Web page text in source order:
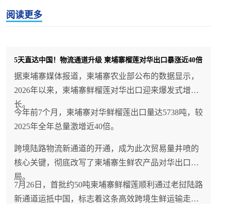
阅读更多
5天直达中国！物流通道升级 柬埔寨榴莲对华出口暴涨近40倍
据柬埔寨媒体报道，柬埔寨农业部公布的数据显示，
2026年以来，柬埔寨鲜榴莲对华出口迎来爆发式增
长。
今年前7个月，柬埔寨对华鲜榴莲出口量达5738吨，较
2025年全年总量激增近40倍。
跨境陆路物流新通道的开通，成为此次贸易量井喷的
核心关键，彻底改写了柬埔寨生鲜农产品对华出口格
局。
7月26日，首批约50吨柬埔寨鲜榴莲顺利通过老挝陆路
新通道运抵中国，标志着这条高效跨境生鲜运输走廊